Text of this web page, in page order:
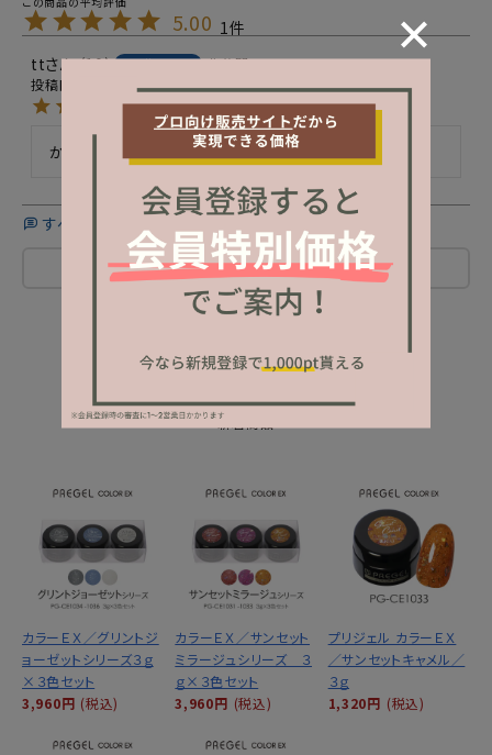
5.00 1
tt
10 購入者
非公開
投稿日
2023/05/29
かわいい色味でアートにも使いやすいです。
すべてのレビューを見る
レビューを書く
NEW ITEM
新着商品
カラーＥＸ／グリントジ
ョーゼットシリーズ３ｇ
×３色セット
3,960円 (税込)
カラーＥＸ／サンセット
ミラージュシリーズ ３
ｇ×３色セット
3,960円 (税込)
プリジェル カラーＥＸ
／サンセットキャメル／
３ｇ
1,320円 (税込)